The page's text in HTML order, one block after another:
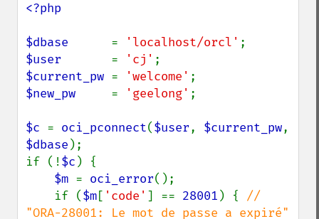
<?php
$dbase = 'localhost/orcl'
$user = 'cj'
$current_pw = 'welcome'
$new_pw = 'geelong' ;
$c = oci_pconnect($user, $current_pw
$dbase );
if (!$c ) {
$m = oci_error();
    if (
$m[ 'code' ] == 28001 ) { //
"ORA-28001: Le mot de passe a expiré"